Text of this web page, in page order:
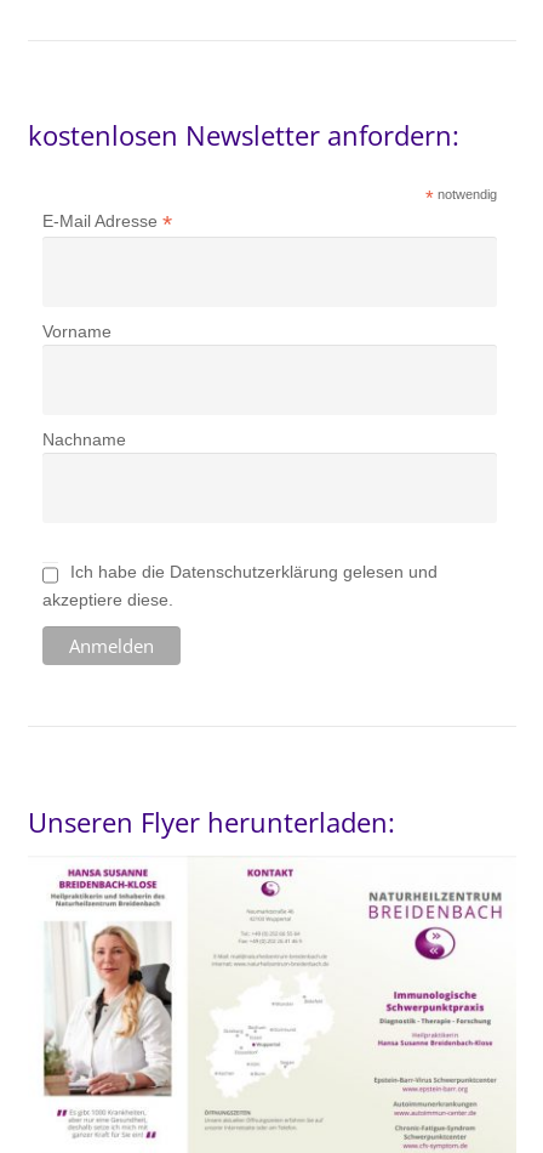
kostenlosen Newsletter anfordern:
*notwendig
E-Mail Adresse *
Vorname
Nachname
Ich habe die Datenschutzerklärung gelesen und
akzeptiere diese.
Unseren Flyer herunterladen: